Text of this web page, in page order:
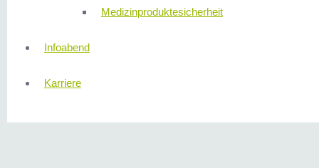
Medizinproduktesicherheit
Infoabend
Karriere